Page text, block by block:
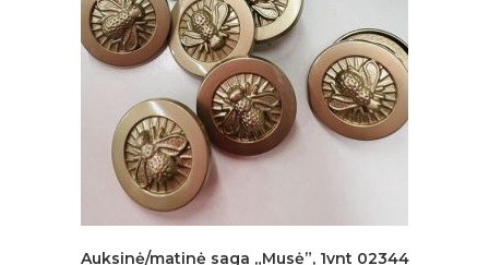
Auksinė/matinė saga „Musė”, 1vnt 02344